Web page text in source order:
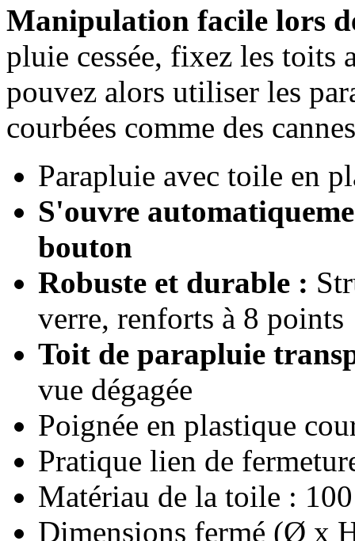
Manipulation facile lors
pluie cessée, fixez les toits
pouvez alors utiliser les
courbées comme des
Parapluie avec toile en
S'ouvre
bouton
Robuste et durable :
verre, renforts à 8 points
Toit de parapluie
vue dégagée
Poignée en plastique
Pratique lien de
Matériau de la toile :
Dimensions fermé (Ø x